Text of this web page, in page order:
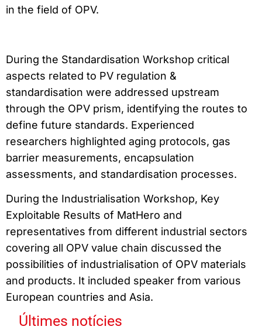
in the field of OPV.
During the Standardisation Workshop critical
aspects related to PV regulation &
standardisation were addressed upstream
through the OPV prism, identifying the routes to
define future standards. Experienced
researchers highlighted aging protocols, gas
barrier measurements, encapsulation
assessments, and standardisation processes.
During the Industrialisation Workshop, Key
Exploitable Results of MatHero and
representatives from different industrial sectors
covering all OPV value chain discussed the
possibilities of industrialisation of OPV materials
and products. It included speaker from various
European countries and Asia.
Últimes notícies